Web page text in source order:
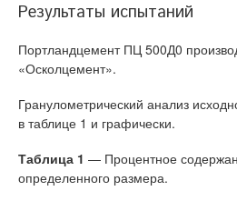
Результаты испытаний
Портландцемент ПЦ 500Д0
«Осколцемент».
Гранулометрический анализ
в таблице 1 и графически.
Таблица 1 — Процентное
определенного размера.